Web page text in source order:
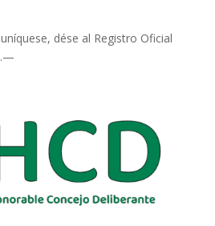
dése al Registro Oficial